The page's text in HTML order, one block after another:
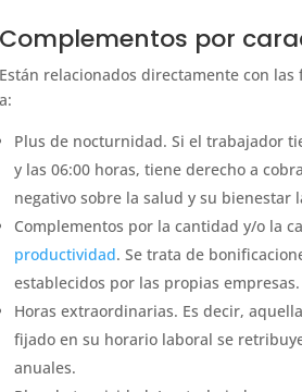
Complementos por
Están relacionados directamente con
a:
Plus de nocturnidad. Si el trabajador
y las 06:00 horas, tiene derecho a
negativo sobre la salud y su bienestar
Complementos por la cantidad y/o la
productividad. Se trata de
establecidos por las propias empresas.
Horas extraordinarias. Es decir,
fijado en su horario laboral se
anuales.